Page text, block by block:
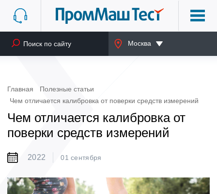
Москва
Главная
Полезные статьи
Чем отличается калибровка от поверки средств измерений
Чем отличается калибровка от
поверки средств измерений
2022 01 сентября